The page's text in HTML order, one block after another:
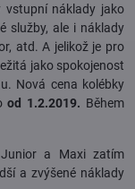
vstupní náklady jako
služby, ale i náklady
atd. A jelikož je pro
jako spokojenost
Nová cena kolébky
od 1.2.2019. Během
a Maxi zatím
a zvýšené náklady